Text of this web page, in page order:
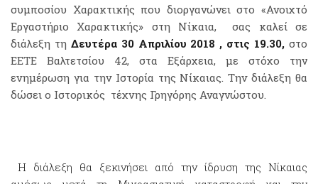
συμποσίου Χαρακτικής που διοργανώνει στο «Ανοιχτό
Εργαστήριο Χαρακτικής» στη Νίκαια, σας καλεί σε
διάλεξη τη Δευτέρα 30 Απριλίου 2018 , στις 19.30,στο
ΕΕΤΕ Βαλτετσίου 42, στα Εξάρχεια, με στόχο την
ενημέρωση για την Ιστορία της Νίκαιας. Την διάλεξη θα
δώσει ο Ιστορικός τέχνης Γρηγόρης Αναγνώστου.
Η διάλεξη θα ξεκινήσει από την ίδρυση της Νίκαιας